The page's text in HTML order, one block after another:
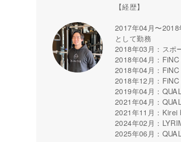
【経歴】
2017年04月〜
として勤務
2018年03月：スポ
2018年04月：
2018年04月：
2018年12月：
2019年04月：
2021年04月：
2021年11月：Kirei
2024年02月：
2025年06月：